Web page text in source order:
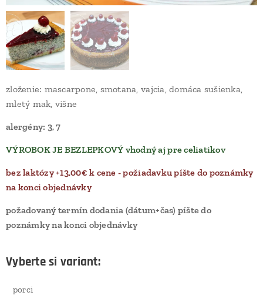
zloženie: mascarpone, smotana, vajcia, domáca sušienka,
mletý mak, višne
alergény: 3, 7
VÝROBOK JE BEZLEPKOVÝ vhodný aj pre celiatikov
bez laktózy +13,00€ k cene - požiadavku píšte do poznámky
na konci objednávky
požadovaný termín dodania (dátum+čas) píšte do
poznámky na konci objednávky
Vyberte si variant:
porci